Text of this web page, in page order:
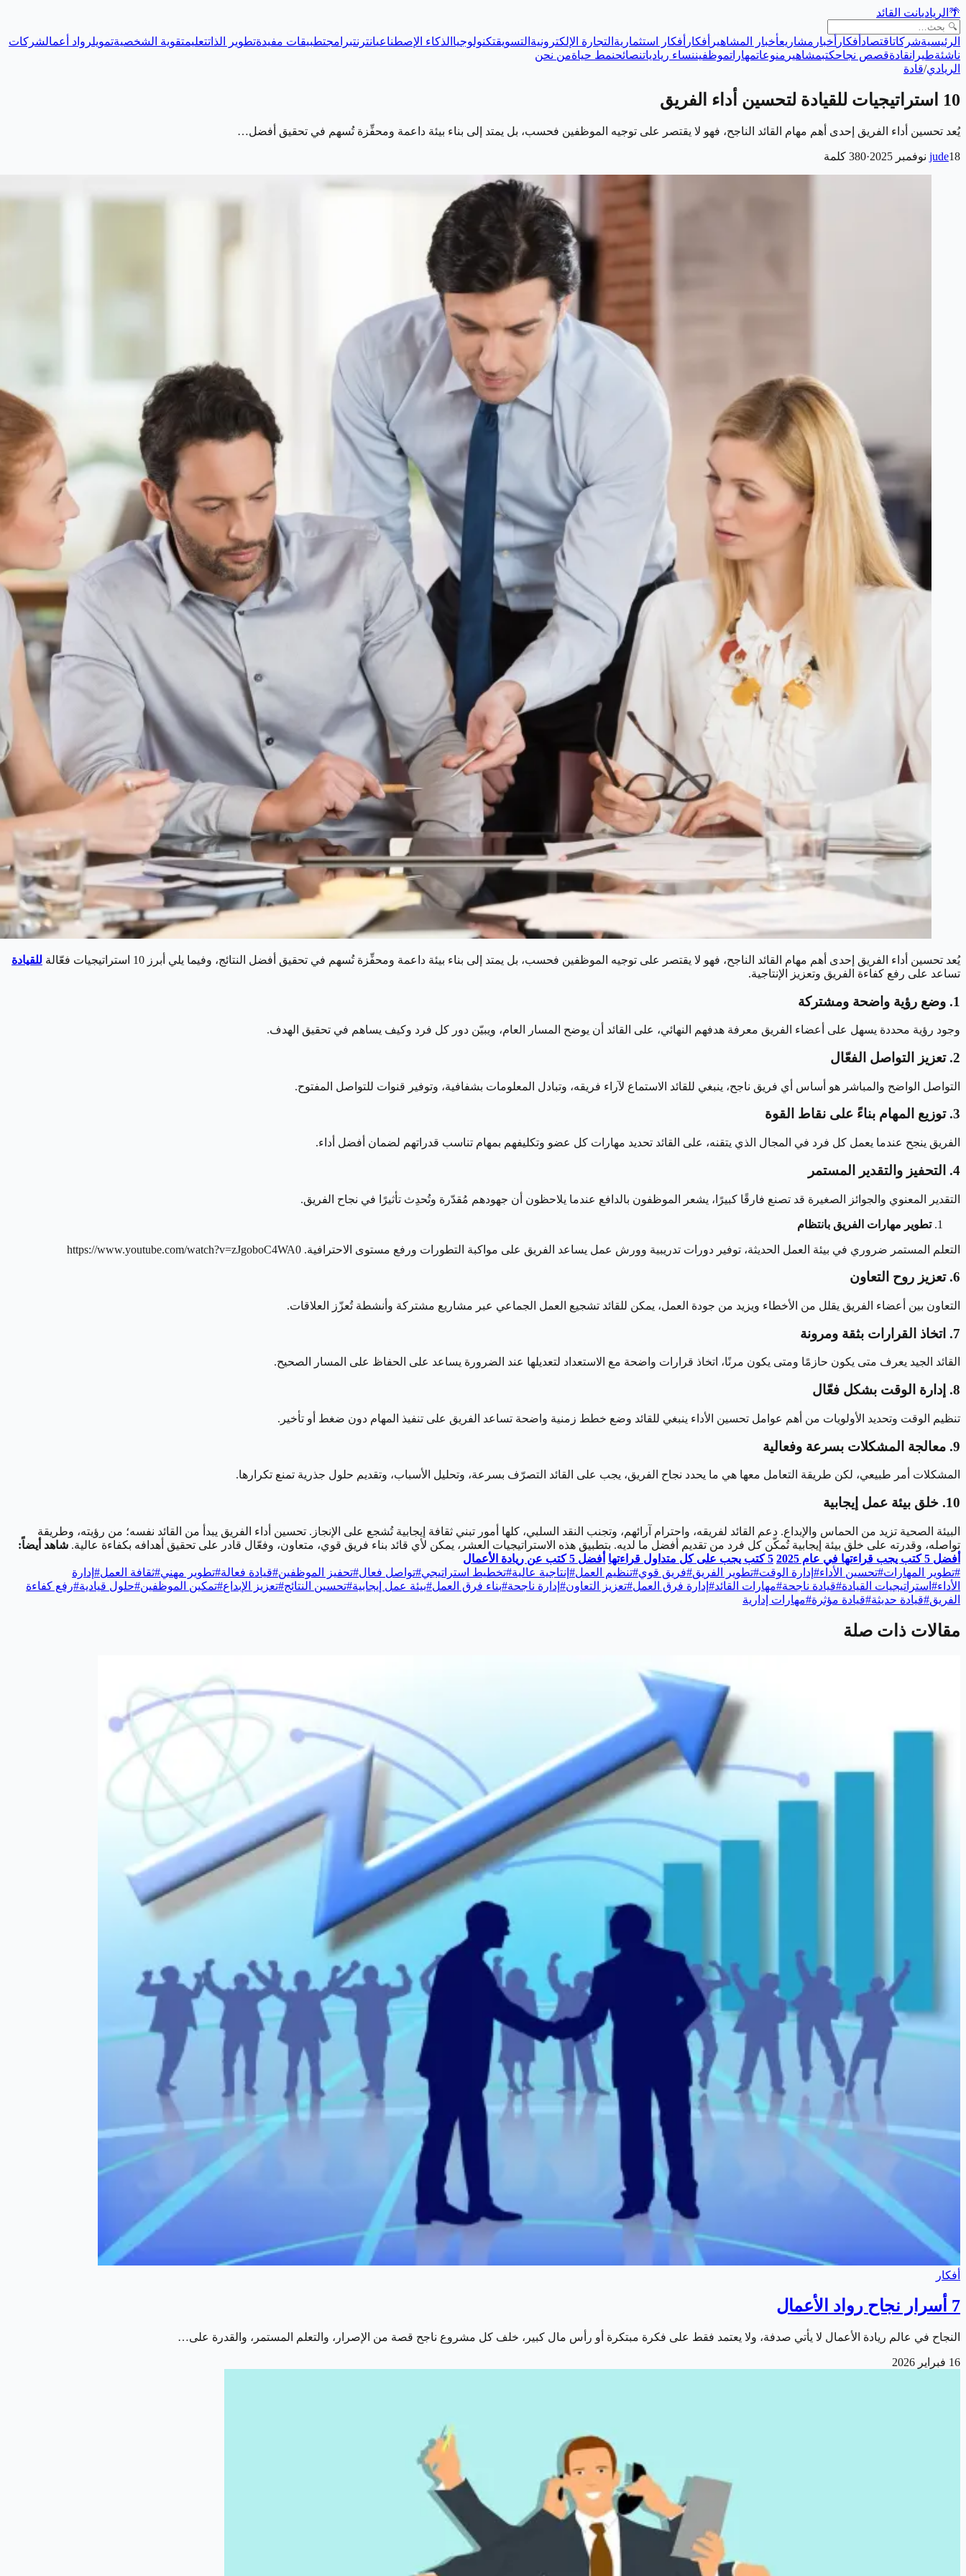
🌴 الرياديانت القائد
الرئيسيةشركاتاقتصاد أفكار أخبار مشاريعأخبار المشاهير أفكار أفكار استثمارية التجارة الإلكترونية التسويقتكنولوجيا الذكاء الإصطناعيانترنتبرامجتطبيقات مفيدةتطوير الذاتتعليمتقوية الشخصيةتمويلرواد أعمالشركات
ناشئةطيرانقادةقصص نجاحكتبمشاهير منوعاتمهاراتموظفيننساء ريادياتنصائحنمط حياةمن نحن
الريادي/قادة
10 استراتيجيات للقيادة لتحسين أداء الفريق
يُعد تحسين أداء الفريق إحدى أهم مهام القائد الناجح، فهو لا يقتصر على توجيه الموظفين فحسب، بل يمتد إلى بناء بيئة داعمة ومحفِّزة تُسهم في تحقيق أفضل…
jude18 نوفمبر 2025 ·
380 كلمة
يُعد تحسين أداء الفريق إحدى أهم مهام القائد الناجح، فهو لا يقتصر على توجيه الموظفين فحسب، بل يمتد إلى بناء بيئة داعمة ومحفِّزة تُسهم في تحقيق أفضل النتائج، وفيما يلي أبرز 10 استراتيجيات فعّالة
للقيادة
تساعد على رفع كفاءة الفريق وتعزيز الإنتاجية.
1. وضع رؤية واضحة ومشتركة
وجود رؤية محددة يسهل على أعضاء الفريق معرفة هدفهم النهائي، على القائد أن يوضح المسار العام، ويبيّن دور كل فرد وكيف يساهم في تحقيق الهدف.
2. تعزيز التواصل الفعّال
التواصل الواضح والمباشر هو أساس أي فريق ناجح، ينبغي للقائد الاستماع لآراء فريقه، وتبادل المعلومات بشفافية، وتوفير قنوات للتواصل المفتوح.
3. توزيع المهام بناءً على نقاط القوة
الفريق ينجح عندما يعمل كل فرد في المجال الذي يتقنه، على القائد تحديد مهارات كل عضو وتكليفهم بمهام تناسب قدراتهم لضمان أفضل أداء.
4. التحفيز والتقدير المستمر
التقدير المعنوي والجوائز الصغيرة قد تصنع فارقًا كبيرًا، يشعر الموظفون بالدافع عندما يلاحظون أن جهودهم مُقدّرة وتُحدِث تأثيرًا في نجاح الفريق.
تطوير مهارات الفريق بانتظام
التعلم المستمر ضروري في بيئة العمل الحديثة، توفير دورات تدريبية وورش عمل يساعد الفريق على مواكبة التطورات ورفع مستوى الاحترافية.
6. تعزيز روح التعاون
التعاون بين أعضاء الفريق يقلل من الأخطاء ويزيد من جودة العمل، يمكن للقائد تشجيع العمل الجماعي عبر مشاريع مشتركة وأنشطة تُعزّز العلاقات.
7. اتخاذ القرارات بثقة ومرونة
القائد الجيد يعرف متى يكون حازمًا ومتى يكون مرنًا، اتخاذ قرارات واضحة مع الاستعداد لتعديلها عند الضرورة يساعد على الحفاظ على المسار الصحيح.
8. إدارة الوقت بشكل فعّال
تنظيم الوقت وتحديد الأولويات من أهم عوامل تحسين الأداء ينبغي للقائد وضع خطط زمنية واضحة تساعد الفريق على تنفيذ المهام دون ضغط أو تأخير.
9. معالجة المشكلات بسرعة وفعالية
المشكلات أمر طبيعي، لكن طريقة التعامل معها هي ما يحدد نجاح الفريق، يجب على القائد التصرّف بسرعة، وتحليل الأسباب، وتقديم حلول جذرية تمنع تكرارها.
10. خلق بيئة عمل إيجابية
البيئة الصحية تزيد من الحماس والإبداع. دعم القائد لفريقه، واحترام آرائهم، وتجنب النقد السلبي، كلها أمور تبني ثقافة إيجابية تُشجع على الإنجاز. تحسين أداء الفريق يبدأ من القائد نفسه؛ من رؤيته، وطريقة
تواصله، وقدرته على خلق بيئة إيجابية تُمكّن كل فرد من تقديم أفضل ما لديه. بتطبيق هذه الاستراتيجيات العشر، يمكن لأي قائد بناء فريق قوي، متعاون، وفعّال قادر على تحقيق أهدافه بكفاءة عالية. شاهد أيضاً:
أفضل 5 كتب يجب قراءتها في عام 2025
5 كتب يجب على كل متداول قراءتها
أفضل 5 كتب عن ريادة الأعمال
#تطوير المهارات#تحسين الأداء# إدارة الوقت#تطوير الفريق#فريق قوي#تنظيم العمل# إنتاجية عالية#تخطيط استراتيجي#تواصل فعال#تحفيز الموظفين#قيادة فعالة#تطوير مهني#ثقافة العمل# إدارة
الأداء# استراتيجيات القيادة#قيادة ناجحة#مهارات القائد# إدارة فرق العمل#تعزيز التعاون# إدارة ناجحة#بناء فرق العمل#بيئة عمل إيجابية#تحسين النتائج#تعزيز الإبداع#تمكين الموظفين#حلول قيادية#رفع كفاءة
الفريق#قيادة حديثة#قيادة مؤثرة#مهارات إدارية
مقالات ذات صلة
أفكار
7 أسرار نجاح رواد الأعمال
النجاح في عالم ريادة الأعمال لا يأتي صدفة، ولا يعتمد فقط على فكرة مبتكرة أو رأس مال كبير، خلف كل مشروع ناجح قصة من الإصرار، والتعلم المستمر، والقدرة على…
16 فبراير 2026